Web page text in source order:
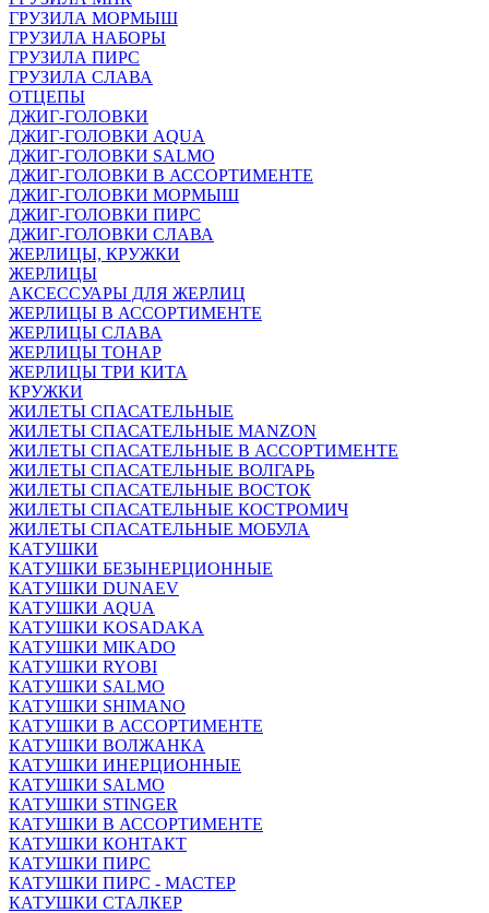
ГРУЗИЛА МОРМЫШ
ГРУЗИЛА НАБОРЫ
ГРУЗИЛА ПИРС
ГРУЗИЛА СЛАВА
ОТЦЕПЫ
ДЖИГ-ГОЛОВКИ
ДЖИГ-ГОЛОВКИ AQUA
ДЖИГ-ГОЛОВКИ SALMO
ДЖИГ-ГОЛОВКИ В АССОРТИМЕНТЕ
ДЖИГ-ГОЛОВКИ МОРМЫШ
ДЖИГ-ГОЛОВКИ ПИРС
ДЖИГ-ГОЛОВКИ СЛАВА
ЖЕРЛИЦЫ, КРУЖКИ
ЖЕРЛИЦЫ
АКСЕССУАРЫ ДЛЯ ЖЕРЛИЦ
ЖЕРЛИЦЫ В АССОРТИМЕНТЕ
ЖЕРЛИЦЫ СЛАВА
ЖЕРЛИЦЫ ТОНАР
ЖЕРЛИЦЫ ТРИ КИТА
КРУЖКИ
ЖИЛЕТЫ СПАСАТЕЛЬНЫЕ
ЖИЛЕТЫ СПАСАТЕЛЬНЫЕ MANZON
ЖИЛЕТЫ СПАСАТЕЛЬНЫЕ В АССОРТИМЕНТЕ
ЖИЛЕТЫ СПАСАТЕЛЬНЫЕ ВОЛГАРЬ
ЖИЛЕТЫ СПАСАТЕЛЬНЫЕ ВОСТОК
ЖИЛЕТЫ СПАСАТЕЛЬНЫЕ КОСТРОМИЧ
ЖИЛЕТЫ СПАСАТЕЛЬНЫЕ МОБУЛА
КАТУШКИ
КАТУШКИ БЕЗЫНЕРЦИОННЫЕ
КАТУШКИ DUNAEV
КАТУШКИ AQUA
КАТУШКИ KOSADAKA
КАТУШКИ MIKADO
КАТУШКИ RYOBI
КАТУШКИ SALMO
КАТУШКИ SHIMANO
КАТУШКИ В АССОРТИМЕНТЕ
КАТУШКИ ВОЛЖАНКА
КАТУШКИ ИНЕРЦИОННЫЕ
КАТУШКИ SALMO
КАТУШКИ STINGER
КАТУШКИ В АССОРТИМЕНТЕ
КАТУШКИ КОНТАКТ
КАТУШКИ ПИРС
КАТУШКИ ПИРС - МАСТЕР
КАТУШКИ СТАЛКЕР